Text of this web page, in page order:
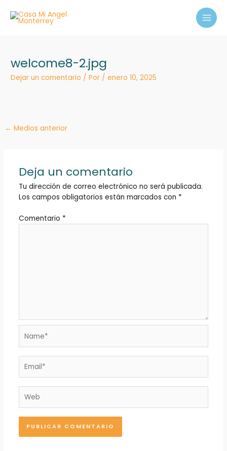
contenido
welcome8-2.jpg
Dejar un comentario / Por /enero 10, 2025
← Medios anterior
Deja un comentario
Tu dirección de correo electrónico no será publicada.
Los campos obligatorios están marcados con *
Comentario *